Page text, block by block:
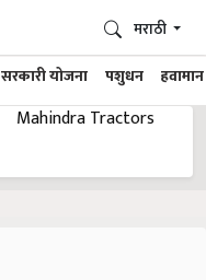
सरकारी योजना पशुधन हवामान
मराठी